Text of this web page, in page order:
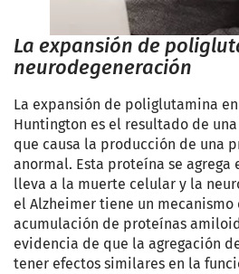
La expansión de
neurodegeneración
La expansión de poliglutamina
Huntington es el resultado de
que causa la producción de una
anormal. Esta proteína se agrega
lleva a la muerte celular y la
el Alzheimer tiene un
acumulación de proteínas
evidencia de que la agregación
tener efectos similares en la